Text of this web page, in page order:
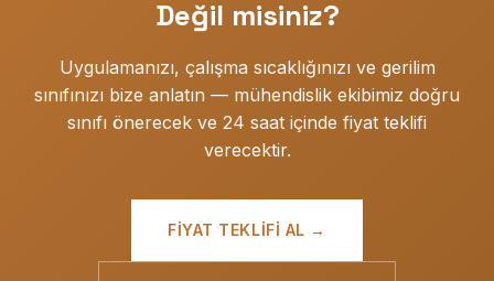
Değil misiniz?
Uygulamanızı, çalışma sıcaklığınızı ve gerilim
sınıfınızı bize anlatın — mühendislik ekibimiz doğru
sınıfı önerecek ve 24 saat içinde fiyat teklifi
verecektir.
FIYAT TEKLIFI AL →